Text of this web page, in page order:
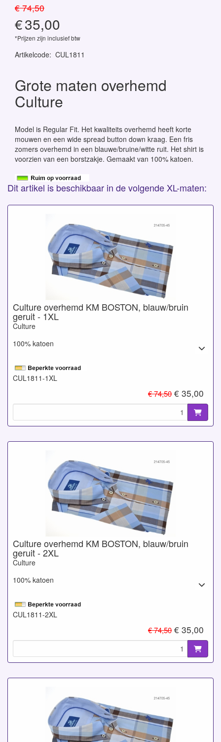
€ 74,50
€35,00
*Prijzen zijn inclusief btw
Artikelcode: CUL1811
Grote maten overhemd
Culture
Model is Regular Fit. Het kwaliteits overhemd heeft korte
mouwen en een wide spread button down kraag. Een fris
zomers overhemd in een blauwe/bruine/witte ruit. Het shirt is
voorzien van een borstzakje. Gemaakt van 100% katoen.
Dit artikel is beschikbaar in de volgende XL-maten:
Culture overhemd KM BOSTON, blauw/bruin
geruit - 1XL
Culture
100% katoen
CUL1811-1XL
€ 74,50€ 35,00
Culture overhemd KM BOSTON, blauw/bruin
geruit - 2XL
Culture
100% katoen
CUL1811-2XL
€ 74,50€ 35,00